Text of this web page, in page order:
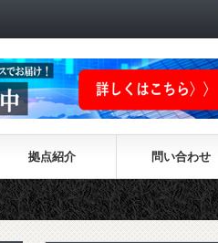
拠点紹介 問い合わせ